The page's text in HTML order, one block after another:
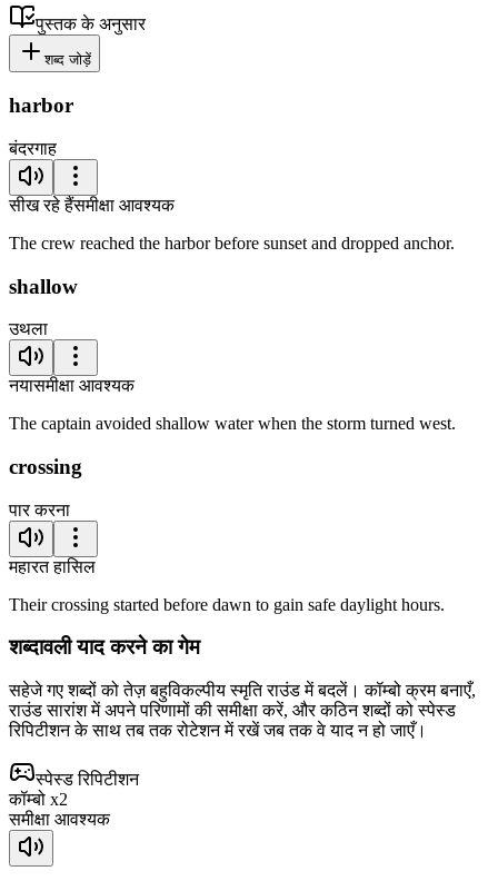
पुस्तक के अनुसार
शब्द जोड़ें
harbor
बंदरगाह
सीख रहे हैंसमीक्षा आवश्यक
The crew reached the harbor before sunset and dropped anchor.
shallow
उथला
नयासमीक्षा आवश्यक
The captain avoided shallow water when the storm turned west.
crossing
पार करना
महारत हासिल
Their crossing started before dawn to gain safe daylight hours.
शब्दावली याद करने का गेम
सहेजे गए शब्दों को तेज़ बहुविकल्पीय स्मृति राउंड में बदलें। कॉम्बो क्रम बनाएँ,
राउंड सारांश में अपने परिणामों की समीक्षा करें, और कठिन शब्दों को स्पेस्ड
रिपिटीशन के साथ तब तक रोटेशन में रखें जब तक वे याद न हो जाएँ।
स्पेस्ड रिपिटीशन
कॉम्बो x2
समीक्षा आवश्यक